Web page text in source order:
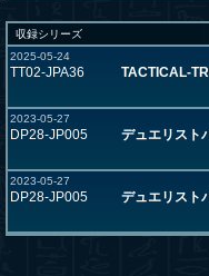
収録シリーズ
2025-05-24
TT02-JPA36 TACTICAL-
2023-05-27
DP28-JP005 デュエリスト
2023-05-27
DP28-JP005 デュエリスト